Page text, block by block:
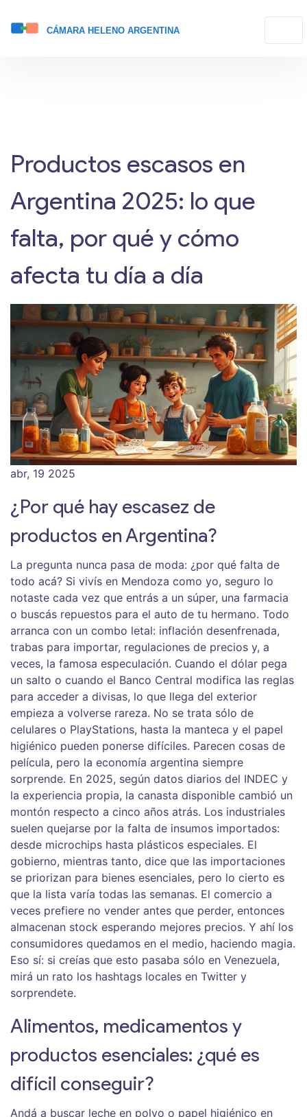
Productos escasos en
Argentina 2025: lo que
falta, por qué y cómo
afecta tu día a día
abr, 19 2025
¿Por qué hay escasez de
productos en Argentina?
La pregunta nunca pasa de moda: ¿por qué falta de
todo acá? Si vivís en Mendoza como yo, seguro lo
notaste cada vez que entrás a un súper, una farmacia
o buscás repuestos para el auto de tu hermano. Todo
arranca con un combo letal: inflación desenfrenada,
trabas para importar, regulaciones de precios y, a
veces, la famosa especulación. Cuando el dólar pega
un salto o cuando el Banco Central modifica las reglas
para acceder a divisas, lo que llega del exterior
empieza a volverse rareza. No se trata sólo de
celulares o PlayStations, hasta la manteca y el papel
higiénico pueden ponerse difíciles. Parecen cosas de
película, pero la economía argentina siempre
sorprende. En 2025, según datos diarios del INDEC y
la experiencia propia, la canasta disponible cambió un
montón respecto a cinco años atrás. Los industriales
suelen quejarse por la falta de insumos importados:
desde microchips hasta plásticos especiales. El
gobierno, mientras tanto, dice que las importaciones
se priorizan para bienes esenciales, pero lo cierto es
que la lista varía todas las semanas. El comercio a
veces prefiere no vender antes que perder, entonces
almacenan stock esperando mejores precios. Y ahí los
consumidores quedamos en el medio, haciendo magia.
Eso sí: si creías que esto pasaba sólo en Venezuela,
mirá un rato los hashtags locales en Twitter y
sorprendete.
Alimentos, medicamentos y
productos esenciales: ¿qué es
difícil conseguir?
Andá a buscar leche en polvo o papel higiénico en